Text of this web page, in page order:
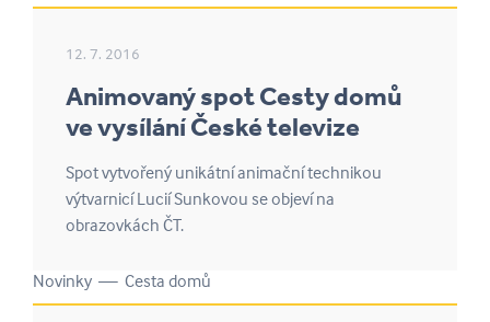
12. 7. 2016
Animovaný spot Cesty domů
ve vysílání České televize
Spot vytvořený unikátní animační technikou
výtvarnicí Lucií Sunkovou se objeví na
obrazovkách ČT.
Novinky — Cesta domů